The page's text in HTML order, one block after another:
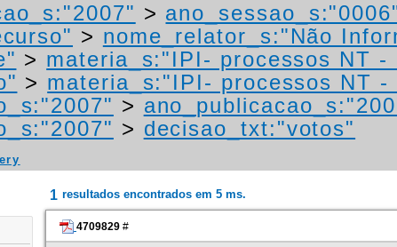
>
> nome_relator_s:"Não
> materia_s:"IPI- processos NT
> materia_s:"IPI- processos NT
>
> decisao_txt:"votos"
1 resultados encontrados em 5 ms.
4709829 #